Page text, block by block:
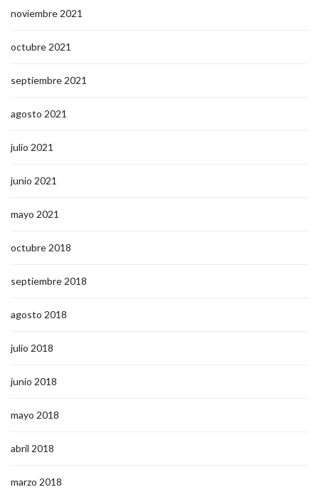
noviembre 2021
octubre 2021
septiembre 2021
agosto 2021
julio 2021
junio 2021
mayo 2021
octubre 2018
septiembre 2018
agosto 2018
julio 2018
junio 2018
mayo 2018
abril 2018
marzo 2018